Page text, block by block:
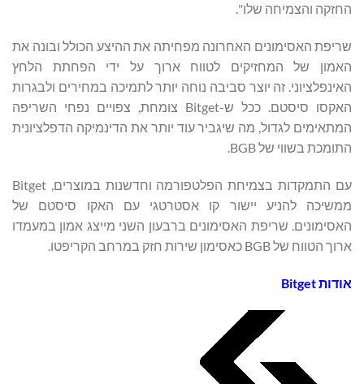
החזקה והצמיחה שלו".
שריפת האסימונים האחרונה מפחיתה את ההיצע הכולל ובונה את
האמון של המחזיקים לטווח ארוך על ידי הפחתת הלחץ
האינפלציוני. זה יוצר סביבה נוחה יותר לתמיכה במחירים ולבגרות
האקסו סיסטם. ככל ש-Bitget צומחת, צפויים נפחי השריפה
המתאימים לגדול, מה שיגביר עוד יותר את הדינמיקה הדפלציונית
התומכת בשווי של BGB.
עם התמקדות בצמיחת הפלטפורמה וחדשנות במוצרים, Bitget
ממשיכה להניע יישור קו אסטרטגי עם האקו סיסטם של
האסימונים. שריפת האסימונים ברבעון השני מייצג אמון במעמדו
ארוך הטווח של BGB כאסימון שירות חזק במרחב הקריפטו.
אודותBitget